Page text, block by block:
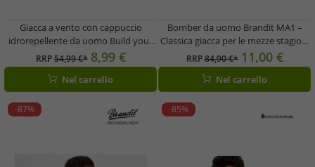
Giacca a vento con cappuccio
idrorepellente da uomo Build your
Brand, colore nero, modello B3162
RRP54,99 €* 8,99 €
Nel carrello
Bomber da uomo Brandit MA1 –
Classica giacca per le mezze stagioni
con fodera imbottita
(Antracite/Arancione)
RRP84,90 €* 11,00 €
Nel carrello
-87% -85%